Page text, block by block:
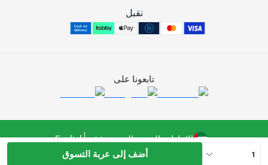
1 أضف إلى عربة التسوق
نقبل
تابعونا على
الإمارات العربية المتحدة English